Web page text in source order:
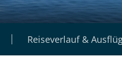
Reiseverlauf &